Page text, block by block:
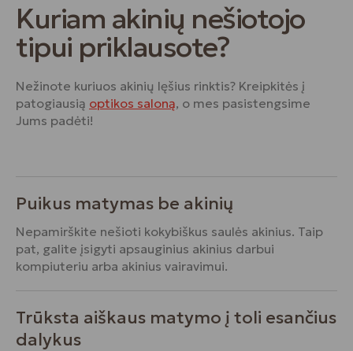
Kuriam akinių nešiotojo
tipui priklausote?
Nežinote kuriuos akinių lęšius rinktis? Kreipkitės į
patogiausią optikos saloną, o mes pasistengsime
Jums padėti!
Puikus matymas be akinių
Nepamirškite nešioti kokybiškus saulės akinius. Taip
pat, galite įsigyti apsauginius akinius darbui
kompiuteriu arba akinius vairavimui.
Trūksta aiškaus matymo į toli esančius
dalykus